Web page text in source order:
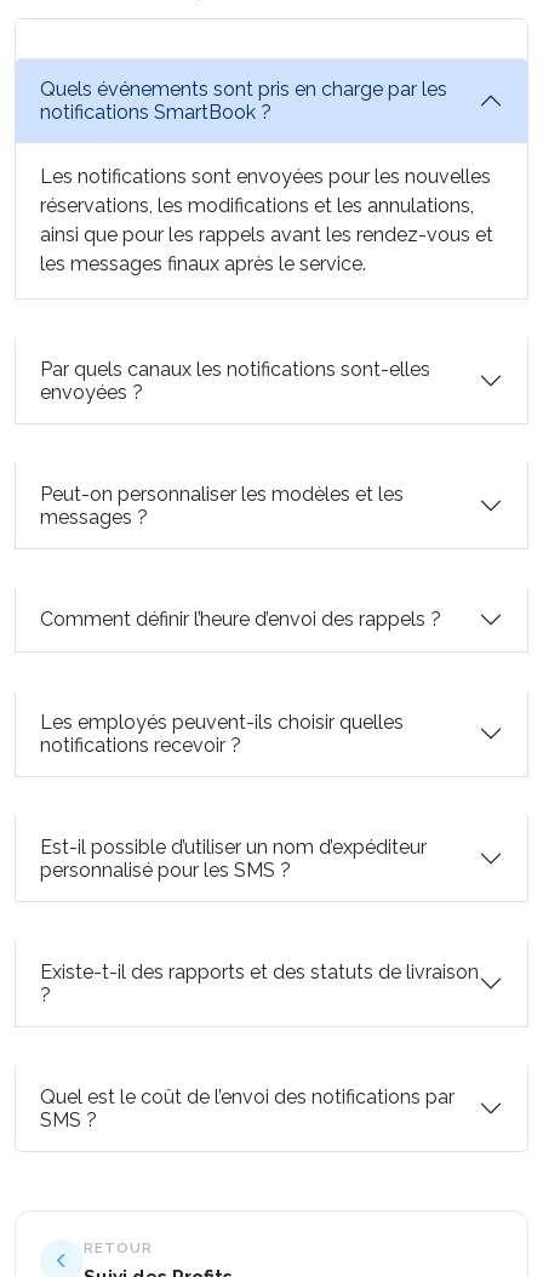
Quels événements sont pris en charge par les
notifications SmartBook ?
Les notifications sont envoyées pour les nouvelles
réservations, les modifications et les annulations,
ainsi que pour les rappels avant les rendez-vous et
les messages finaux après le service.
Par quels canaux les notifications sont-elles
envoyées ?
Peut-on personnaliser les modèles et les
messages ?
Comment définir l’heure d’envoi des rappels ?
Les employés peuvent-ils choisir quelles
notifications recevoir ?
Est-il possible d’utiliser un nom d’expéditeur
personnalisé pour les SMS ?
Existe-t-il des rapports et des statuts de livraison
?
Quel est le coût de l’envoi des notifications par
SMS ?
RETOUR